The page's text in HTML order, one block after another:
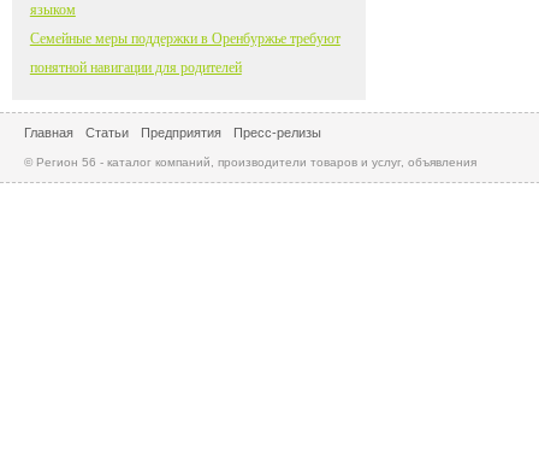
языком
Семейные меры поддержки в Оренбуржье требуют
понятной навигации для родителей
Главная Статьи Предприятия Пресс-релизы
© Регион 56 - каталог компаний, производители товаров и услуг, объявления